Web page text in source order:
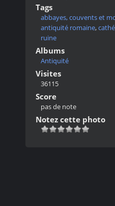
Tags
abbayes, couvents et
antiquité romaine,
ruine
Albums
Antiquité
Visites
36115
Score
pas de note
Notez cette photo